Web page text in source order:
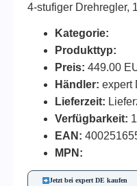
4-stufiger Drehregler,
Kategorie:
Produkttyp:
Preis: 449.00
Händler: expert
Lieferzeit:
Verfügbarkeit: 1
EAN:
MPN:
Jetzt bei expert DE kaufen